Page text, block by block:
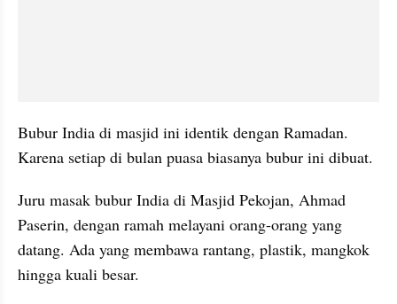
Bubur India di masjid ini identik dengan Ramadan.
Karena setiap di bulan puasa biasanya bubur ini dibuat.
Juru masak bubur India di Masjid Pekojan, Ahmad
Paserin, dengan ramah melayani orang-orang yang
datang. Ada yang membawa rantang, plastik, mangkok
hingga kuali besar.